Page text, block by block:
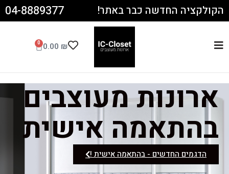
לתוכן
הקולקציה החדשה כבר באתר! 04-8889377
0.00 ₪
0
ארונות מעוצבים
בהתאמה אישית
הדגמים החדשים - בהתאמה אישית !